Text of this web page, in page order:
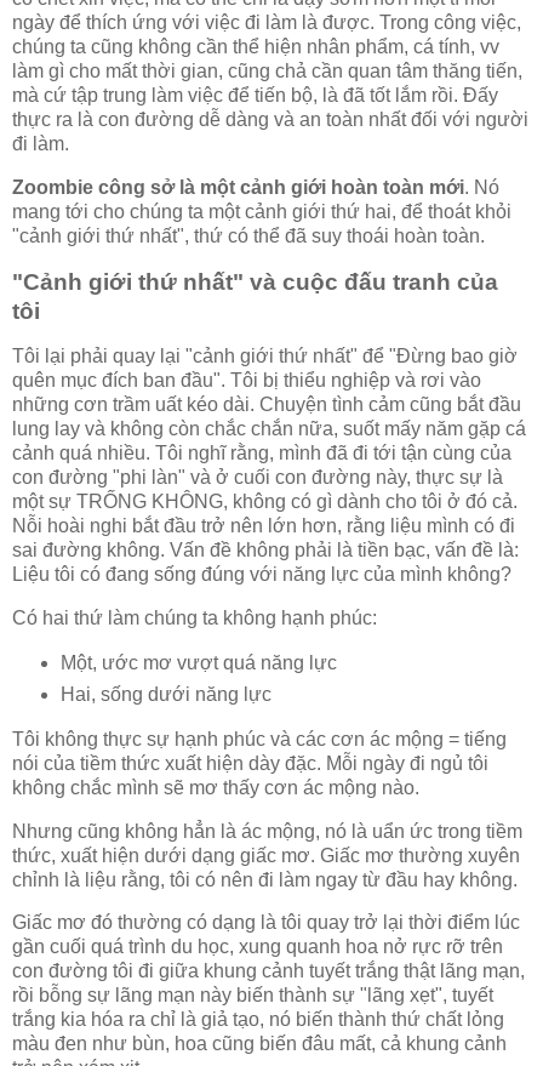
ngày để thích ứng với việc đi làm là được. Trong công việc,
chúng ta cũng không cần thể hiện nhân phẩm, cá tính, vv
làm gì cho mất thời gian, cũng chả cần quan tâm thăng tiến,
mà cứ tập trung làm việc để tiến bộ, là đã tốt lắm rồi. Đấy
thực ra là con đường dễ dàng và an toàn nhất đối với người
đi làm.
Zoombie công sở là một cảnh giới hoàn toàn mới. Nó
mang tới cho chúng ta một cảnh giới thứ hai, để thoát khỏi
"cảnh giới thứ nhất", thứ có thể đã suy thoái hoàn toàn.
"Cảnh giới thứ nhất" và cuộc đấu tranh của
tôi
Tôi lại phải quay lại "cảnh giới thứ nhất" để "Đừng bao giờ
quên mục đích ban đầu". Tôi bị thiểu nghiệp và rơi vào
những cơn trầm uất kéo dài. Chuyện tình cảm cũng bắt đầu
lung lay và không còn chắc chắn nữa, suốt mấy năm gặp cá
cảnh quá nhiều. Tôi nghĩ rằng, mình đã đi tới tận cùng của
con đường "phi làn" và ở cuối con đường này, thực sự là
một sự TRỐNG KHÔNG, không có gì dành cho tôi ở đó cả.
Nỗi hoài nghi bắt đầu trở nên lớn hơn, rằng liệu mình có đi
sai đường không. Vấn đề không phải là tiền bạc, vấn đề là:
Liệu tôi có đang sống đúng với năng lực của mình không?
Có hai thứ làm chúng ta không hạnh phúc:
Một, ước mơ vượt quá năng lực
Hai, sống dưới năng lực
Tôi không thực sự hạnh phúc và các cơn ác mộng = tiếng
nói của tiềm thức xuất hiện dày đặc. Mỗi ngày đi ngủ tôi
không chắc mình sẽ mơ thấy cơn ác mộng nào.
Nhưng cũng không hẳn là ác mộng, nó là uẩn ức trong tiềm
thức, xuất hiện dưới dạng giấc mơ. Giấc mơ thường xuyên
chỉnh là liệu rằng, tôi có nên đi làm ngay từ đầu hay không.
Giấc mơ đó thường có dạng là tôi quay trở lại thời điểm lúc
gần cuối quá trình du học, xung quanh hoa nở rực rỡ trên
con đường tôi đi giữa khung cảnh tuyết trắng thật lãng mạn,
rồi bỗng sự lãng mạn này biến thành sự "lãng xẹt", tuyết
trắng kia hóa ra chỉ là giả tạo, nó biến thành thứ chất lỏng
màu đen như bùn, hoa cũng biến đâu mất, cả khung cảnh